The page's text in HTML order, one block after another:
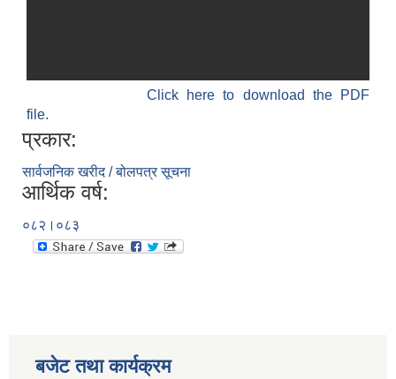
Click here to download the PDF
file.
प्रकार:
सार्वजनिक खरीद / बोलपत्र सूचना
आर्थिक वर्ष:
०८२।०८३
बजेट तथा कार्यक्रम